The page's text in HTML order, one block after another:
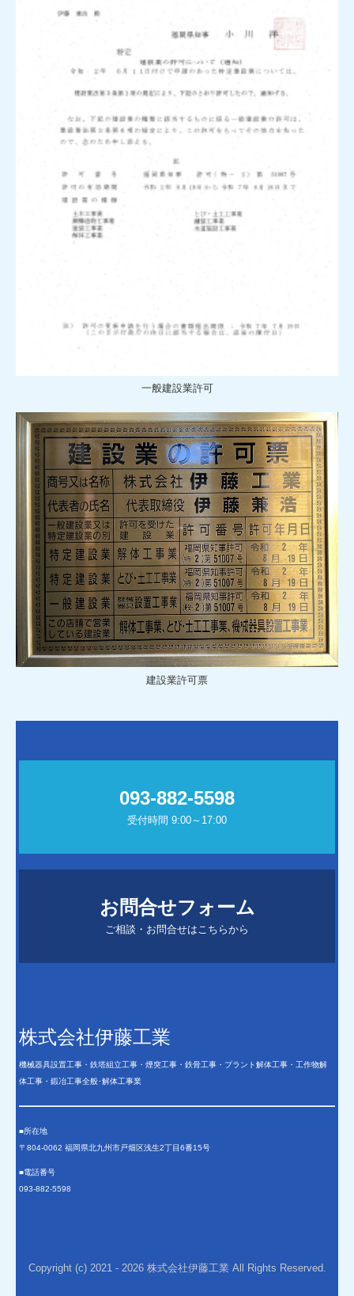
一般建設業許可
建設業許可票
093-882-5598
受付時間 9:00～17:00
お問合せフォーム
ご相談・お問合せはこちらから
株式会社伊藤工業
機械器具設置工事・鉄塔組立工事・煙突工事・鉄骨工事・プラント解体工事・工作物解
体工事・鍛冶工事全般･解体工事業
■所在地
〒804-0062 福岡県北九州市戸畑区浅生2丁目6番15号
■電話番号
093-882-5598
Copyright (c) 2021 - 2026 株式会社伊藤工業 All Rights Reserved.